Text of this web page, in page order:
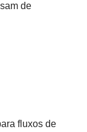
de
fluxos de